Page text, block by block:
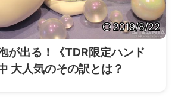
2019/8/22
が出る！《TDR限定ハンド
大人気のその訳とは？